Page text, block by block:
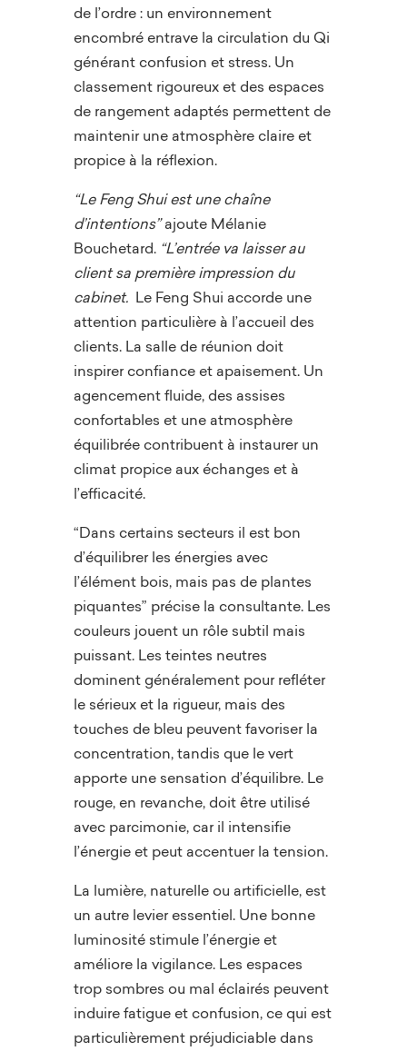
de l’ordre : un environnement
encombré entrave la circulation du Qi
générant confusion et stress. Un
classement rigoureux et des espaces
de rangement adaptés permettent de
maintenir une atmosphère claire et
propice à la réflexion.
“Le Feng Shui est une chaîne
d’intentions”ajoute Mélanie
Bouchetard. “L’entrée va laisser au
client sa première impression du
cabinet.Le Feng Shui accorde une
attention particulière à l’accueil des
clients. La salle de réunion doit
inspirer confiance et apaisement. Un
agencement fluide, des assises
confortables et une atmosphère
équilibrée contribuent à instaurer un
climat propice aux échanges et à
l’efficacité.
“Dans certains secteurs il est bon
d’équilibrer les énergies avec
l’élément bois, mais pas de plantes
piquantes” précise la consultante. Les
couleurs jouent un rôle subtil mais
puissant. Les teintes neutres
dominent généralement pour refléter
le sérieux et la rigueur, mais des
touches de bleu peuvent favoriser la
concentration, tandis que le vert
apporte une sensation d’équilibre. Le
rouge, en revanche, doit être utilisé
avec parcimonie, car il intensifie
l’énergie et peut accentuer la tension.
La lumière, naturelle ou artificielle, est
un autre levier essentiel. Une bonne
luminosité stimule l’énergie et
améliore la vigilance. Les espaces
trop sombres ou mal éclairés peuvent
induire fatigue et confusion, ce qui est
particulièrement préjudiciable dans